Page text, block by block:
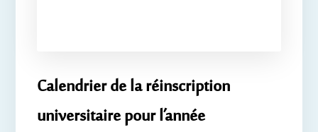
Calendrier de la réinscription
universitaire pour l’année